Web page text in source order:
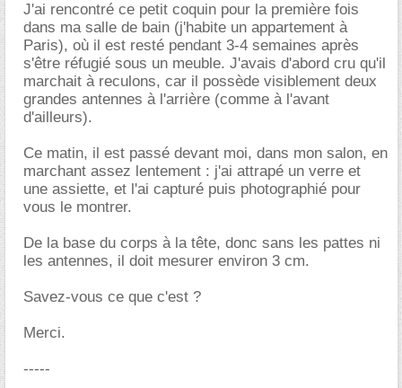
J'ai rencontré ce petit coquin pour la première fois
dans ma salle de bain (j'habite un appartement à
Paris), où il est resté pendant 3-4 semaines après
s'être réfugié sous un meuble. J'avais d'abord cru qu'il
marchait à reculons, car il possède visiblement deux
grandes antennes à l'arrière (comme à l'avant
d'ailleurs).
Ce matin, il est passé devant moi, dans mon salon, en
marchant assez lentement : j'ai attrapé un verre et
une assiette, et l'ai capturé puis photographié pour
vous le montrer.
De la base du corps à la tête, donc sans les pattes ni
les antennes, il doit mesurer environ 3 cm.
Savez-vous ce que c'est ?
Merci.
-----